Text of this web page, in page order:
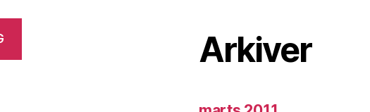
Arkiver